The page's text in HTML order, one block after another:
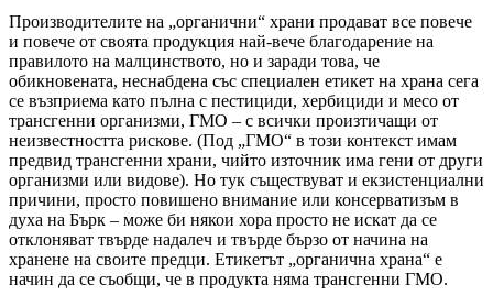
Производителите на „органични“ храни продават все повече
и повече от своята продукция най-вече благодарение на
правилото на малцинството, но и заради това, че
обикновената, неснабдена със специален етикет на храна сега
се възприема като пълна с пестициди, хербициди и месо от
трансгенни организми, ГМО – с всички произтичащи от
неизвестността рискове. (Под „ГМО“ в този контекст имам
предвид трансгенни храни, чийто източник има гени от други
организми или видове). Но тук съществуват и екзистенциални
причини, просто повишено внимание или консерватизъм в
духа на Бърк – може би някои хора просто не искат да се
отклоняват твърде надалеч и твърде бързо от начина на
хранене на своите предци. Етикетът „органична храна“ е
начин да се съобщи, че в продукта няма трансгенни ГМО.